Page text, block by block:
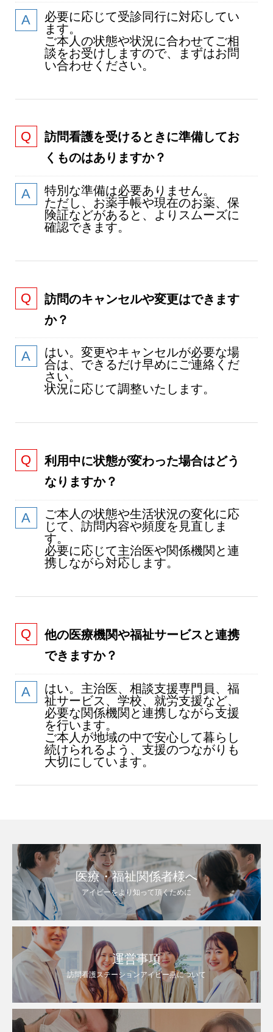
必要に応じて受診同行に対応してい
ます。
ご本人の状態や状況に合わせてご相
談をお受けしますので、まずはお問
い合わせください。
訪問看護を受けるときに準備してお
くものはありますか？
特別な準備は必要ありません。
ただし、お薬手帳や現在のお薬、保
険証などがあると、よりスムーズに
確認できます。
訪問のキャンセルや変更はできます
か？
はい。変更やキャンセルが必要な場
合は、できるだけ早めにご連絡くだ
さい。
状況に応じて調整いたします。
利用中に状態が変わった場合はどう
なりますか？
ご本人の状態や生活状況の変化に応
じて、訪問内容や頻度を見直しま
す。
必要に応じて主治医や関係機関と連
携しながら対応します。
他の医療機関や福祉サービスと連携
できますか？
はい。主治医、相談支援専門員、福
祉サービス、学校、就労支援など、
必要な関係機関と連携しながら支援
を行います。
ご本人が地域の中で安心して暮らし
続けられるよう、支援のつながりも
大切にしています。
医療・福祉関係者様へ
アイビーをより知って頂くために
運営事項
訪問看護ステーションアイビー燕について